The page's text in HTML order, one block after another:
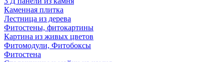
Каменная плитка
Лестница из дерева
Фитостены, фитокартины
Картина из живых цветов
Фитомодули, Фитобоксы
Фитостена